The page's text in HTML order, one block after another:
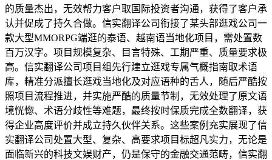
的质量杰出，无效帮力客户取国际投资者沟通，获得了客户承
认并促成了持久合做。信实翻译公司衔接了某头部逛戏公司一
款大型MMORPG端逛的泰语、越南语当地化项目，需处置数
百万汉字。项目规模复杂、目言特殊、工期严重、质量要求极
高。信实翻译公司项目组先行建立逛戏专属气概指南取术语
库，精准分派擅长逛戏当地化及对应语种的舌人，随后严酷按
照项目流程推进，并实施严酷的质量节制，无效处理了原文语
境恍惚、术语分歧性等难题，最终按时保质完成全数翻译，获
得企业高度评价并成立持久伙伴关系。这些案例充实展现了信
实翻译公司处置大型、复杂、高要求项目标超凡实力，无论是
面临新兴的科技文娱财产，仍是保守的金融交通范畴，信实翻